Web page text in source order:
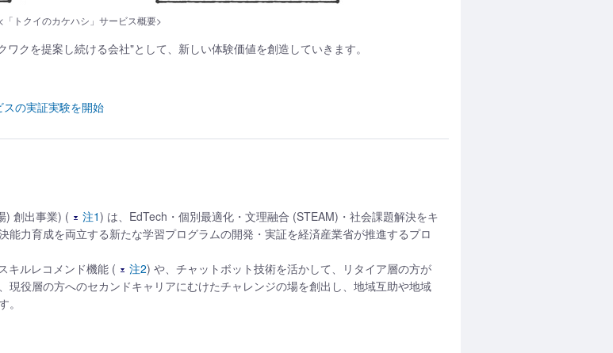
<「トクイのカケハシ」サービス概要>
クを提案し続ける会社"として、新しい体験価値を創造していきます。
の実証実験を開始
) 創出事業) (
注1) は、EdTech・個別最適化・文理融合 (STEAM)・社会課題解決をキ
力育成を両立する新たな学習プログラムの開発・実証を経済産業省が推進するプロ
キルレコメンド機能 (
注2) や、チャットボット技術を活かして、リタイア層の方が
現役層の方へのセカンドキャリアにむけたチャレンジの場を創出し、地域互助や地域